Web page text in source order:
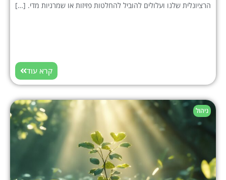
הרציונלית שלנו ועלולים להוביל להחלטות פזיזות או שמרניות מדי. […]
קרא עוד
ניהול